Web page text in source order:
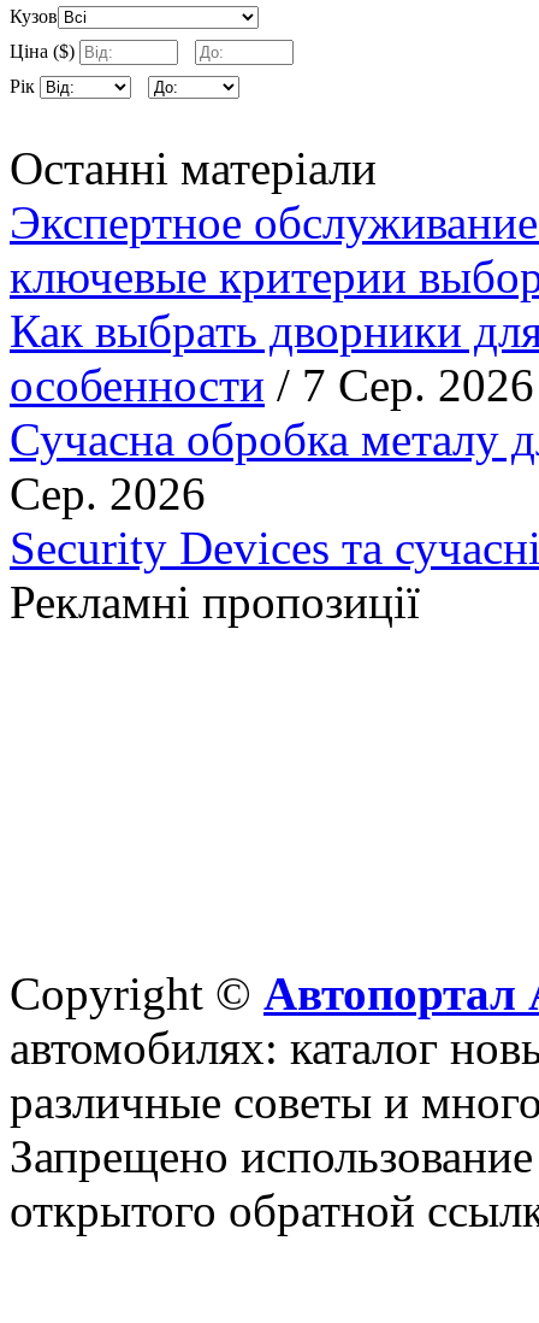
Кузов
Ціна ($)
Рік
Останні матеріали
Экспертное
ключевые критерии
Как выбрать дворники
особенности / 7 Сер. 2026
Сучасна обробка металу
Сер. 2026
Security Devices та
Рекламні пропозиції
Copyright © Автопортал
автомобилях: каталог
различные советы и
Запрещено
открытого обратной